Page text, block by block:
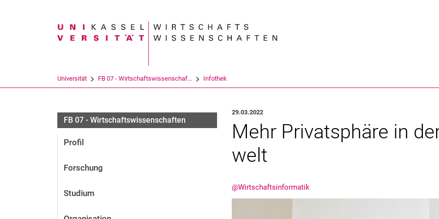
Suchbegriff
Universität FB 07 - Wirtschaftswissenschaf... Infothek
FB 07 - Wirtschaftswissenschaften
Profil
Forschung
Studium
29.03.2022
Mehr Pri­vat­sphä­re in
welt
@Wirtschaftsinformatik